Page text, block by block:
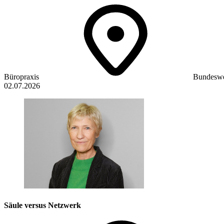
Büropraxis
02.07.2026
Säule versus Netzwerk